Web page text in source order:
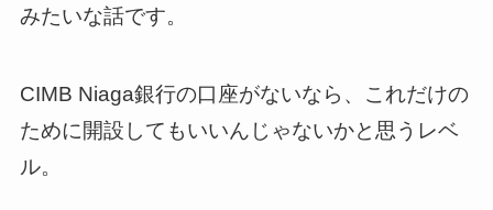
みたいな話です。
CIMB Niaga銀行の口座がないなら、これだけの
ために開設してもいいんじゃないかと思うレベ
ル。